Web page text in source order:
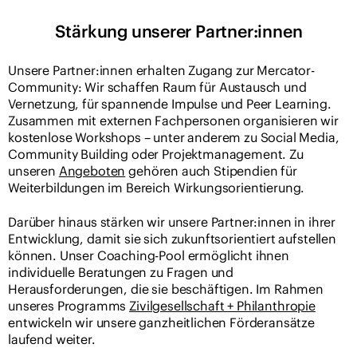
Stärkung unserer Partner:innen
Unsere Partner:innen erhalten Zugang zur Mercator-
Community: Wir schaffen Raum für Austausch und
Vernetzung, für spannende Impulse und Peer Learning.
Zusammen mit externen Fachpersonen organisieren wir
kostenlose Workshops – unter anderem zu Social Media,
Community Building oder Projektmanagement. Zu
unseren Angeboten gehören auch Stipendien für
Weiterbildungen im Bereich Wirkungsorientierung.
Darüber hinaus stärken wir unsere Partner:innen in ihrer
Entwicklung, damit sie sich zukunftsorientiert aufstellen
können. Unser Coaching-Pool ermöglicht ihnen
individuelle Beratungen zu Fragen und
Herausforderungen, die sie beschäftigen. Im Rahmen
unseres Programms Zivilgesellschaft + Philanthropie
entwickeln wir unsere ganzheitlichen Förderansätze
laufend weiter.